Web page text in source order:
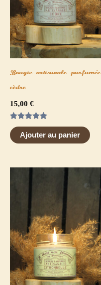
Bougie artisanale parfumée
cèdre
15,00 €
Note
5.00
sur 5
Ajouter au panier